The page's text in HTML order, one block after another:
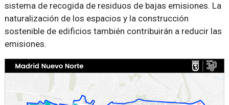
sistema de recogida de residuos de bajas emisiones. La
naturalización de los espacios y la construcción
sostenible de edificios también contribuirán a reducir las
emisiones.